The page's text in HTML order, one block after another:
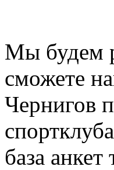
Мы будем
сможете
Чернигов
база